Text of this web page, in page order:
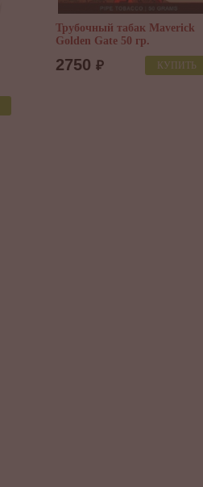
Трубочный табак Stanislaw